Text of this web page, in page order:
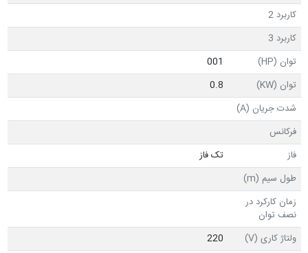
کاربرد 2
کاربرد 3
توان (HP)
001
توان (KW)
0.8
شدت جریان (A)
فرکانس
فاز
تک فاز
طول سیم (m)
زمان کارکرد در
نصف توان
ولتاژ کاری (V)
220